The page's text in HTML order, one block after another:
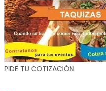
PIDE TU COTIZACIÓN